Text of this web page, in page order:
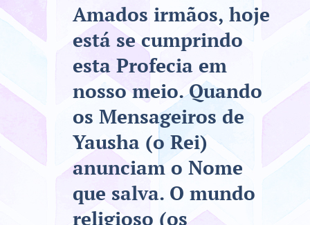
Amados irmãos, hoje
está se cumprindo
esta Profecia em
nosso meio. Quando
os Mensageiros de
Yausha (o Rei)
anunciam o Nome
que salva. O mundo
religioso (os